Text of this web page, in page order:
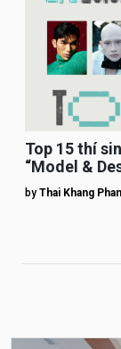
Top 15 thí
“Model &
by Thai Khang